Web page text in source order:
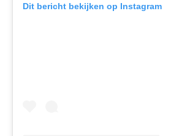
Dit bericht bekijken op Instagram